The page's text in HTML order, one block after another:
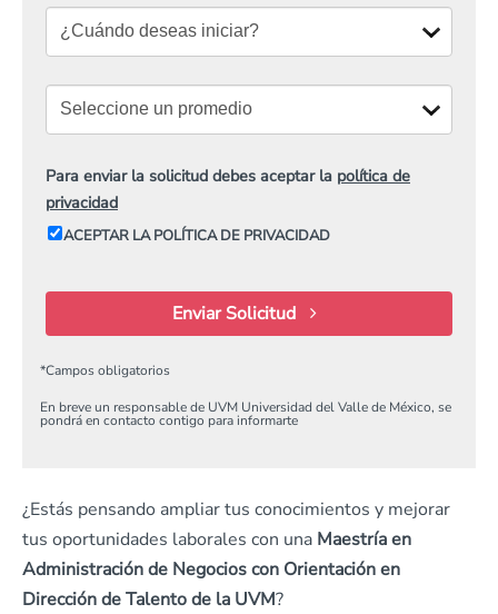
Para enviar la solicitud debes aceptar la política de
privacidad
ACEPTAR LA POLÍTICA DE PRIVACIDAD
Enviar Solicitud
*Campos obligatorios
En breve un responsable de UVM Universidad del Valle de México, se
pondrá en contacto contigo para informarte
¿Estás pensando ampliar tus conocimientos y mejorar
tus oportunidades laborales con una Maestría en
Administración de Negocios con Orientación en
Dirección de Talento de la UVM?